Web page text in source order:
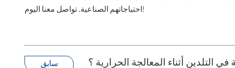
احتياجاتهم الصناعية. تواصل معنا اليوم!
سابق التلدين أثناء المعالجة الحرارية ؟